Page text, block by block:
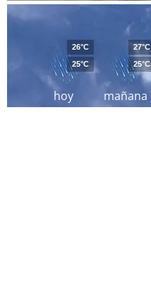
hoy
26°C
25°C
mañana
27°C
25°C